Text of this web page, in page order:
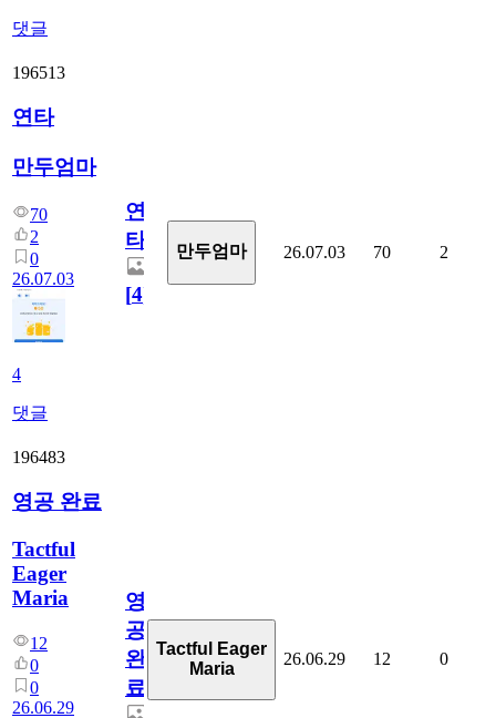
댓글
196513
연타
만두엄마
70
2
0
26.07.03
4
댓글
연
타
[4]
만두엄마 26.07.03 70 2
196483
영공 완료
Tactful
Eager
Maria
12
0
0
26.06.29
영
공
완
료
Tactful Eager
Maria
26.06.29 12 0